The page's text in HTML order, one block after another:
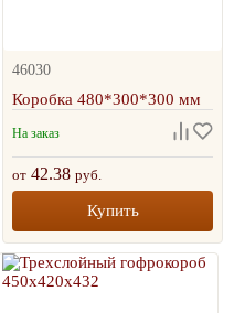
46030
Коробка 480*300*300 мм
На заказ
от 42.38руб.
Купить